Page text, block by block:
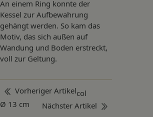
An einem Ring konnte der
Kessel zur Aufbewahrung
gehängt werden. So kam das
Motiv, das sich außen auf
Wandung und Boden erstreckt,
voll zur Geltung.
Beitragsnavigation
Vorheriger Artikel
Nächster Artikel
col
Ø 13 cm